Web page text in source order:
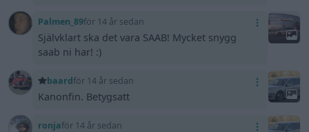
Palmen_89för 14 år sedan
Självklart ska det vara SAAB! Mycket snygg
saab ni har! :)
baardför 14 år sedan
Kanonfin. Betygsatt
ronjaför 14 år sedan